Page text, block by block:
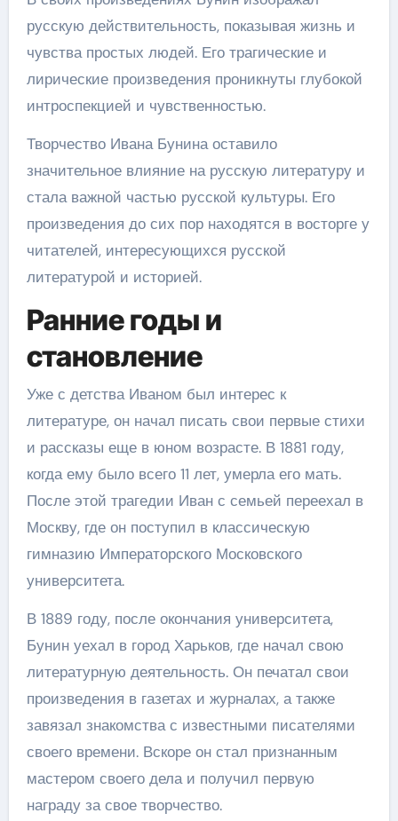
русскую действительность, показывая жизнь и
чувства простых людей. Его трагические и
лирические произведения проникнуты глубокой
интроспекцией и чувственностью.
Творчество Ивана Бунина оставило
значительное влияние на русскую литературу и
стала важной частью русской культуры. Его
произведения до сих пор находятся в восторге у
читателей, интересующихся русской
литературой и историей.
Ранние годы и
становление
Уже с детства Иваном был интерес к
литературе, он начал писать свои первые стихи
и рассказы еще в юном возрасте. В 1881 году,
когда ему было всего 11 лет, умерла его мать.
После этой трагедии Иван с семьей переехал в
Москву, где он поступил в классическую
гимназию Императорского Московского
университета.
В 1889 году, после окончания университета,
Бунин уехал в город Харьков, где начал свою
литературную деятельность. Он печатал свои
произведения в газетах и журналах, а также
завязал знакомства с известными писателями
своего времени. Вскоре он стал признанным
мастером своего дела и получил первую
награду за свое творчество.